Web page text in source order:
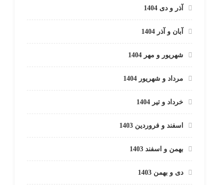
آذر و دی 1404
آبان و آذر 1404
شهریور و مهر 1404
مرداد و شهریور 1404
خرداد و تیر 1404
اسفند و فروردین 1403
بهمن و اسفند 1403
دی و بهمن 1403